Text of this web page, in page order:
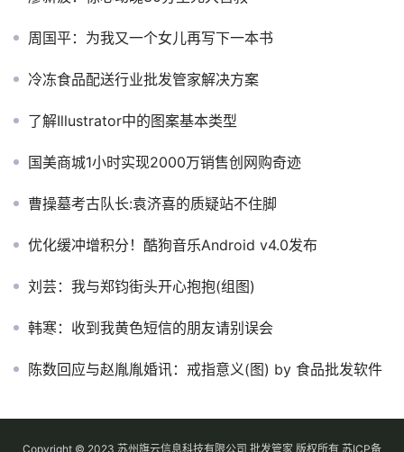
周国平：为我又一个女儿再写下一本书
冷冻食品配送行业批发管家解决方案
了解Illustrator中的图案基本类型
国美商城1小时实现2000万销售创网购奇迹
曹操墓考古队长:袁济喜的质疑站不住脚
优化缓冲增积分！酷狗音乐Android v4.0发布
刘芸：我与郑钧街头开心抱抱(组图)
韩寒：收到我黄色短信的朋友请别误会
陈数回应与赵胤胤婚讯：戒指意义(图) by 食品批发软件
Copyright © 2023 苏州旗云信息科技有限公司 批发管家 版权所有 苏ICP备